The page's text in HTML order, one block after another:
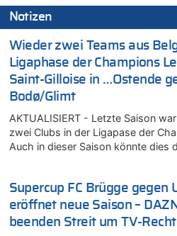
Notizen
Wieder zwei Teams aus
Ligaphase der Champions
Saint-Gilloise in …Ostende
Bodø/Glimt
AKTUALISIERT - Letzte Saison
zwei Clubs in der Ligapase der
Auch in dieser Saison könnte dies
Supercup FC Brügge gegen
eröffnet neue Saison –
beenden Streit um TV-